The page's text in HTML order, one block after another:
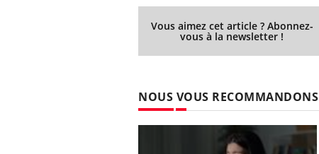
Vous aimez cet article ? Abonnez-
vous à la newsletter !
NOUS VOUS RECOMMANDONS